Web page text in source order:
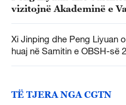
vizitojnë Akademinë e
Xi Jinping dhe Peng Liyuan
huaj në Samitin e OBSH-së
TË TJERA NGA CGTN